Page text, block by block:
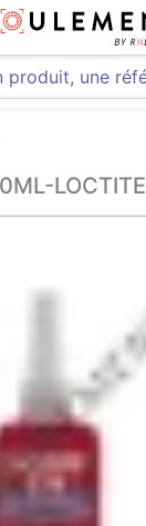
LOCTITE